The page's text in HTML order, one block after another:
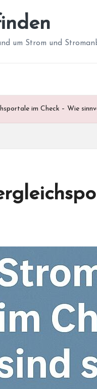
um Strom und
im Check – Wie